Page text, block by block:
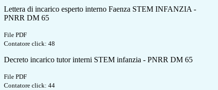
Lettera di incarico esperto interno Faenza STEM INFANZIA -
PNRR DM 65
File PDF
Contatore click: 48
Decreto incarico tutor interni STEM infanzia - PNRR DM 65
File PDF
Contatore click: 44